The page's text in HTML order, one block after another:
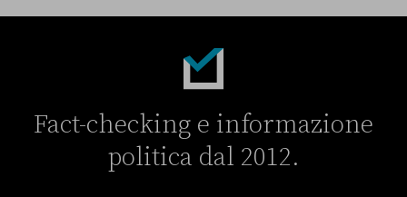
Fact-checking e informazione
politica dal 2012.